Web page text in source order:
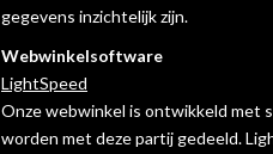
gegevens inzichtelijk zijn.
Webwinkelsoftware
LightSpeed
Onze webwinkel is ontwikkeld met
worden met deze partij gedeeld.